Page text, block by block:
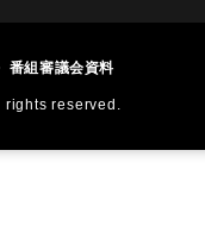
番組審議会資料
rights reserved.